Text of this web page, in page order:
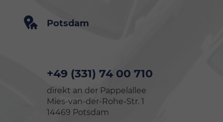
Potsdam
+49 (331) 74 00 710
direkt an der Pappelallee
Mies-van-der-Rohe-Str. 1
14469 Potsdam